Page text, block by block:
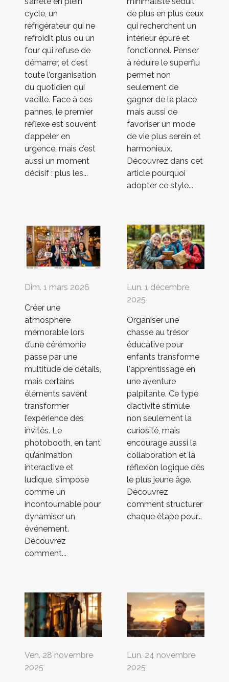
cycle, un
réfrigérateur qui ne
refroidit plus ou un
four qui refuse de
démarrer, et c’est
toute l’organisation
du quotidien qui
vacille. Face à ces
pannes, le premier
réflexe est souvent
d’appeler en
urgence, mais c’est
aussi un moment
décisif : plus les...
de plus en plus ceux
qui recherchent un
intérieur épuré et
fonctionnel. Penser
à réduire le superflu
permet non
seulement de
gagner de la place
mais aussi de
favoriser un mode
de vie plus serein et
harmonieux.
Découvrez dans cet
article pourquoi
adopter ce style...
Dim. 1 mars 2026
Créer une
atmosphère
mémorable lors
d’une cérémonie
passe par une
multitude de détails,
mais certains
éléments savent
transformer
l’expérience des
invités. Le
photobooth, en tant
qu’animation
interactive et
ludique, s’impose
comme un
incontournable pour
dynamiser un
événement.
Découvrez
comment...
Lun. 1 décembre
2025
Organiser une
chasse au trésor
éducative pour
enfants transforme
l'apprentissage en
une aventure
palpitante. Ce type
d’activité stimule
non seulement la
curiosité, mais
encourage aussi la
collaboration et la
réflexion logique dès
le plus jeune âge.
Découvrez
comment structurer
chaque étape pour...
Ven. 28 novembre
2025
Lun. 24 novembre
2025